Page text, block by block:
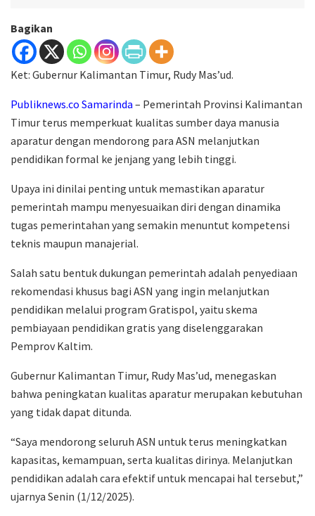
Bagikan
Ket: Gubernur Kalimantan Timur, Rudy Mas’ud.
Publiknews.co Samarinda – Pemerintah Provinsi Kalimantan
Timur terus memperkuat kualitas sumber daya manusia
aparatur dengan mendorong para ASN melanjutkan
pendidikan formal ke jenjang yang lebih tinggi.
Upaya ini dinilai penting untuk memastikan aparatur
pemerintah mampu menyesuaikan diri dengan dinamika
tugas pemerintahan yang semakin menuntut kompetensi
teknis maupun manajerial.
Salah satu bentuk dukungan pemerintah adalah penyediaan
rekomendasi khusus bagi ASN yang ingin melanjutkan
pendidikan melalui program Gratispol, yaitu skema
pembiayaan pendidikan gratis yang diselenggarakan
Pemprov Kaltim.
Gubernur Kalimantan Timur, Rudy Mas’ud, menegaskan
bahwa peningkatan kualitas aparatur merupakan kebutuhan
yang tidak dapat ditunda.
“Saya mendorong seluruh ASN untuk terus meningkatkan
kapasitas, kemampuan, serta kualitas dirinya. Melanjutkan
pendidikan adalah cara efektif untuk mencapai hal tersebut,”
ujarnya Senin (1/12/2025).